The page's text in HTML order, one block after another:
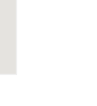
of art
the best models